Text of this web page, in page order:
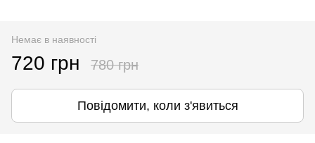
Немає в наявності
720 грн 780 грн
Повідомити, коли з'явиться